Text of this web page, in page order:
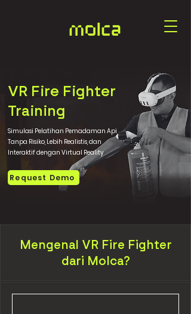
VR Fire Fighter
Training
Simulasi Pelatihan Pemadaman Api
Tanpa Risiko, Lebih Realistis, dan
Interaktif dengan Virtual Reality
Request Demo
Mengenal VR Fire Fighter
dari Molca?